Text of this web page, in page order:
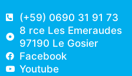
(+59) 0690 31 91 73
8 rce Les Emeraudes
97190 Le Gosier
Facebook
Youtube